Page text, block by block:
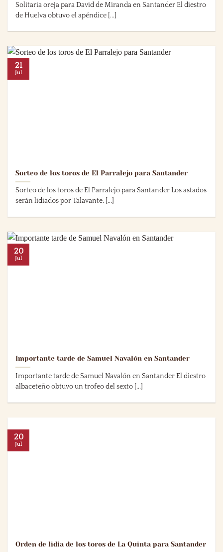
Solitaria oreja para David de Miranda en Santander El diestro
de Huelva obtuvo el apéndice [...]
Sorteo de los toros de El Parralejo para Santander
Sorteo de los toros de El Parralejo para Santander Los astados
serán lidiados por Talavante, [...]
21
Jul
Importante tarde de Samuel Navalón en Santander
Importante tarde de Samuel Navalón en Santander El diestro
albaceteño obtuvo un trofeo del sexto [...]
20
Jul
Orden de lidia de los toros de La Quinta para Santander
20
Jul